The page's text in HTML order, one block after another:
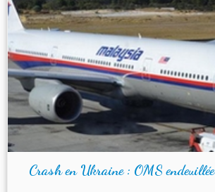
Crash en Ukraine : OMS endeuillée